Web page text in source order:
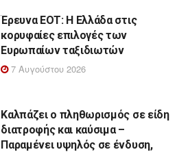
Έρευνα ΕΟΤ: Η Ελλάδα στις
κορυφαίες επιλογές των
Ευρωπαίων ταξιδιωτών
7 Αυγούστου 2026
Καλπάζει ο πληθωρισμός σε είδη
διατροφής και καύσιμα –
Παραμένει υψηλός σε ένδυση,